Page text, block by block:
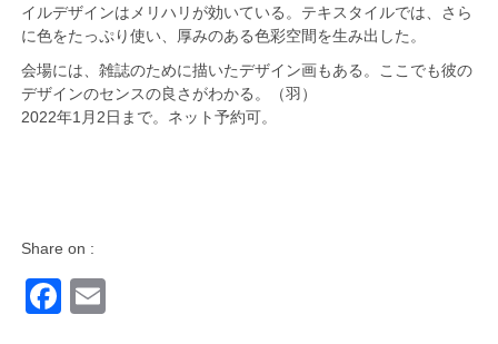
イルデザインはメリハリが効いている。テキスタイルでは、さら
に色をたっぷり使い、厚みのある色彩空間を生み出した。
会場には、雑誌のために描いたデザイン画もある。ここでも彼の
デザインのセンスの良さがわかる。（羽）
2022年1月2日まで。ネット予約可。
Share on :
Facebook